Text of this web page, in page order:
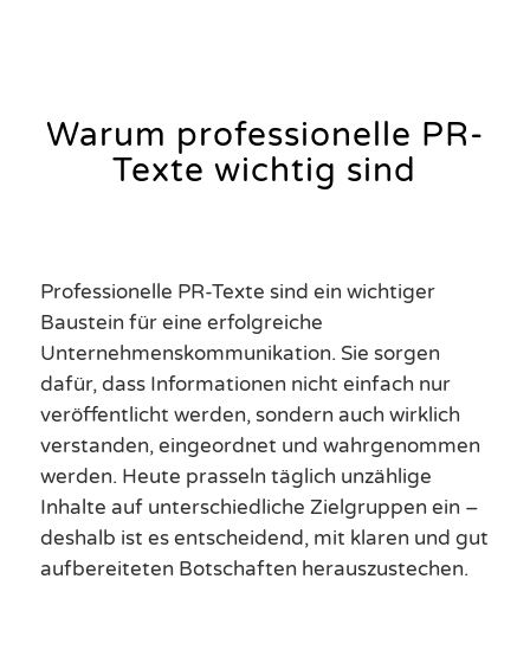
Warum professionelle PR-
Texte wichtig sind
Professionelle PR-Texte sind ein wichtiger
Baustein für eine erfolgreiche
Unternehmenskommunikation. Sie sorgen
dafür, dass Informationen nicht einfach nur
veröffentlicht werden, sondern auch wirklich
verstanden, eingeordnet und wahrgenommen
werden. Heute prasseln täglich unzählige
Inhalte auf unterschiedliche Zielgruppen ein –
deshalb ist es entscheidend, mit klaren und gut
aufbereiteten Botschaften herauszustechen.